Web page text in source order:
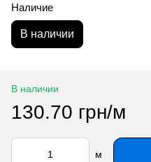
Наличие
В наличии
В наличии
130.70 грн/м
м